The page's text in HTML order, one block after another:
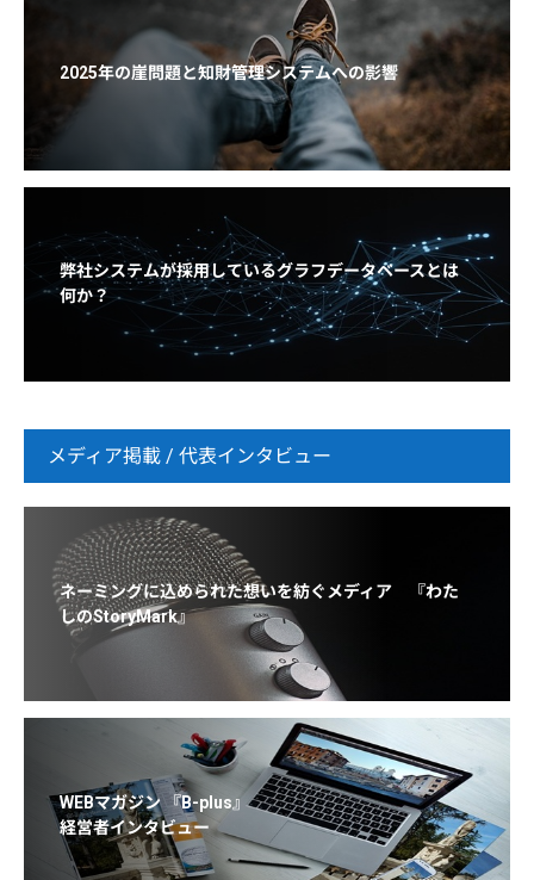
2025年の崖問題と知財管理システムへの影響
弊社システムが採用しているグラフデータベースとは
何か？
メディア掲載 / 代表インタビュー
ネーミングに込められた想いを紡ぐメディア 『わた
しのStoryMark』
WEBマガジン 『B-plus』
経営者インタビュー